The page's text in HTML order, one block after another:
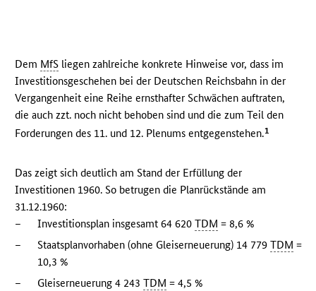
Dem MfS liegen zahlreiche konkrete Hinweise vor, dass im
Investitionsgeschehen bei der Deutschen Reichsbahn in der
Vergangenheit eine Reihe ernsthafter Schwächen auftraten,
die auch zzt. noch nicht behoben sind und die zum Teil den
Forderungen des 11. und 12. Plenums entgegenstehen.1
Das zeigt sich deutlich am Stand der Erfüllung der
Investitionen 1960. So betrugen die Planrückstände am
31.12.1960:
–
Investitionsplan insgesamt 64 620TDM = 8,6 %
–
Staatsplanvorhaben (ohne Gleiserneuerung) 14 779TDM =
10,3 %
–
Gleiserneuerung 4 243TDM = 4,5 %